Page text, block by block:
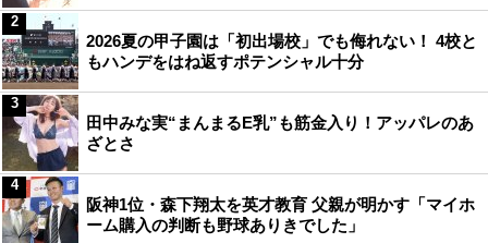
2026夏の甲子園は「初出場校」でも侮れない！ 4校と
もハンデをはね返すポテンシャル十分
2
田中みな実“まんまるE乳”も筋金入り！アッパレのあ
ざとさ
3
阪神1位・森下翔太を英才教育 父親が明かす「マイホ
ーム購入の判断も野球ありきでした」
4